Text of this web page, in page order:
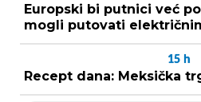
Europski bi putnici već
mogli putovati
15 h
Recept dana: Meksička